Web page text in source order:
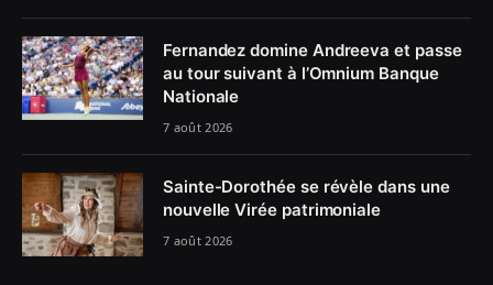
Fernandez domine Andreeva et passe
au tour suivant à l’Omnium Banque
Nationale
7 août 2026
Sainte-Dorothée se révèle dans une
nouvelle Virée patrimoniale
7 août 2026